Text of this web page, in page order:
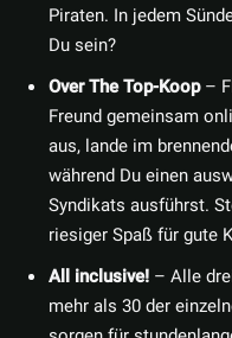
Piraten. In jedem
Du sein?
Over The Top-Koop–
Freund gemeinsam
aus, lande im
während Du einen
Syndikats ausführst.
riesiger Spaß für gute
All inclusive! – Alle
mehr als 30 der